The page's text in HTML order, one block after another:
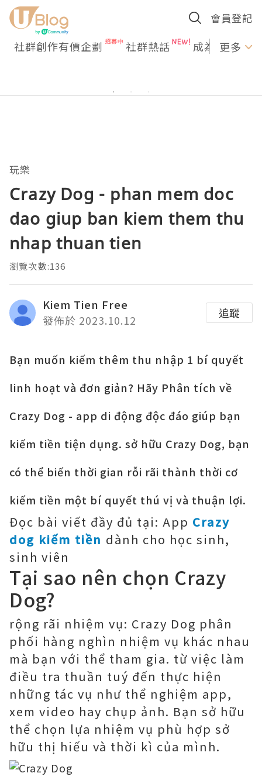
會員登記
社群創作有價企劃 社群熱話 成為U更多
玩樂
Crazy Dog - phan mem doc
dao giup ban kiem them thu
nhap thuan tien
瀏覽次數:136
Kiem Tien Free
發佈於 2023.10.12
追蹤
Bạn muốn kiếm thêm thu nhập 1 bí quyết
linh hoạt và đơn giản? Hãy Phân tích về
Crazy Dog - app di động độc đáo giúp bạn
kiếm tiền tiện dụng. sở hữu Crazy Dog, bạn
có thể biến thời gian rỗi rãi thành thời cơ
kiếm tiền một bí quyết thú vị và thuận lợi.
Đọc bài viết đầy đủ tại: App Crazy
dog kiếm tiền dành cho học sinh,
sinh viên
Tại sao nên chọn Crazy
Dog?
rộng rãi nhiệm vụ: Crazy Dog phân
phối hàng nghìn nhiệm vụ khác nhau
mà bạn với thể tham gia. từ việc làm
điều tra thuần tuý đến thực hiện
những tác vụ như thể nghiệm app,
xem video hay chụp ảnh. Bạn sở hữu
thể chọn lựa nhiệm vụ phù hợp sở
hữu thị hiếu và thời kì của mình.